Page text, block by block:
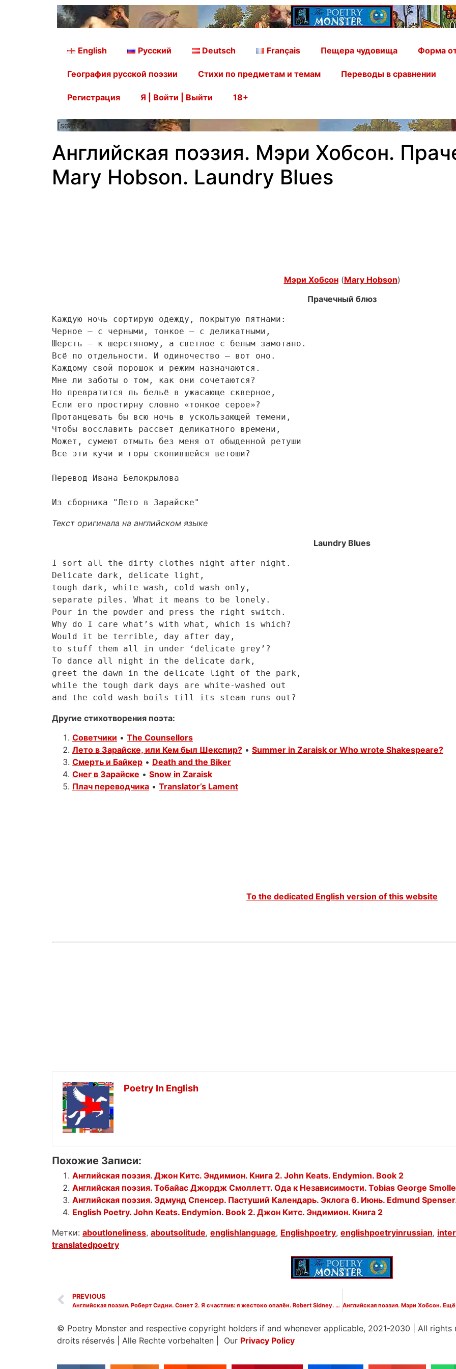
English Русский Deutsch Français Пещера чудовища Форма
География русской поэзии Стихи по предметам и темам Переводы в сравнении
Регистрация Я | Войти | Выйти 18+
[searchform]
Английская поэзия. Мэри Хобсон.
Mary Hobson. Laundry Blues
Мэри Хобсон(Mary Hobson)
Прачечный блюз
Каждую ночь сортирую одежду, покрытую пятнами:
Черное – с черными, тонкое – с деликатными,
Шерсть – к шерстяному, а светлое с белым замотано.
Всё по отдельности. И одиночество – вот оно.
Каждому свой порошок и режим назначаются.
Мне ли заботы о том, как они сочетаются?
Но превратится ль бельё в ужасающе скверное,
Если его простирну словно «тонкое серое»?
Протанцевать бы всю ночь в ускользающей темени,
Чтобы восславить рассвет деликатного времени,
Может, сумеют отмыть без меня от обыденной ретуши
Все эти кучи и горы скопившейся ветоши?
Перевод Ивана Белокрылова
Из сборника "Лето в Зарайске"
Текст оригинала на английском языке
Laundry Blues
I sort all the dirty clothes night after night.
Delicate dark, delicate light,
tough dark, white wash, cold wash only,
separate piles. What it means to be lonely.
Pour in the powder and press the right switch.
Why do I care what’s with what, which is which?
Would it be terrible, day after day,
to stuff them all in under ‘delicate grey’?
To dance all night in the delicate dark,
greet the dawn in the delicate light of the park,
while the tough dark days are white-washed out
Другие стихотворения поэта:
Советчики • The Counsellors
Лето в Зарайске, или Кем был Шекспир? • Summer in Zaraisk or Who wrote Shakespeare?
Смерть и Байкер • Death and the Biker
Снег в Зарайске • Snow in Zaraisk
Плач переводчика • Translator’s Lament
To the dedicated English version of this website
Poetry In English
Похожие Записи:
Английская поэзия. Джон Китс. Эндимион. Книга 2. John Keats. Endymion. Book 2
Английская поэзия. Тобайас Джордж Смоллетт. Ода к Независимости. Tobias George
Английская поэзия. Эдмунд Спенсер. Пастуший Календарь. Эклога 6. Июнь. Edmund
English Poetry. John Keats. Endymion. Book 2. Джон Китс. Эндимион. Книга 2
Метки: aboutloneliness, aboutsolitude, englishlanguage, Englishpoetry, englishpoetryinrussian,
translatedpoetry
PREVIOUS
Английская поэзия. Роберт Сидни. Сонет 2. Я счастлив: я жестоко опалён. Robert Sidney. Sonnet 2. The pains which I uncessantly sustain
© Poetry Monster and respective copyright holders if and whenever applicable, 2021-2030
All rights
droits réservés
Alle Rechte vorbehalten | Our Privacy Policy